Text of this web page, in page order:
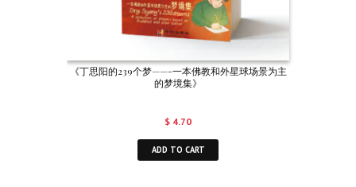
《丁思阳的239个梦——-一本佛教和外星球场景为主
的梦境集》
$ 4.70
ADD TO CART